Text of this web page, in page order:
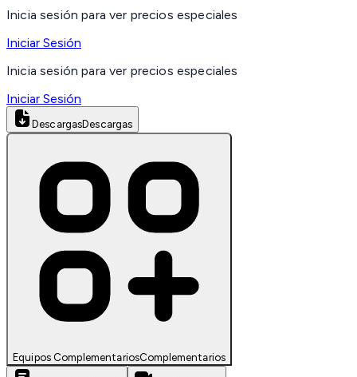
Inicia sesión para ver precios especiales
Iniciar Sesión
Inicia sesión para ver precios especiales
Iniciar Sesión
DescargasDescargas
Equipos ComplementariosComplementarios